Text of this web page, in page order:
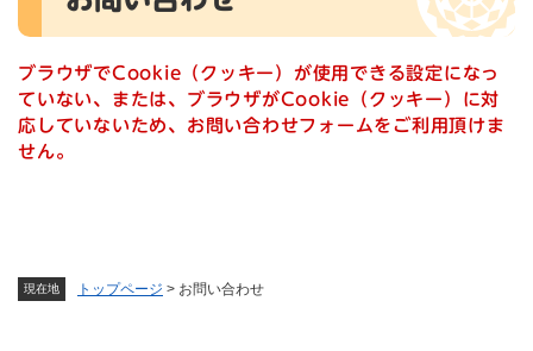
現在地 トップページ > お問い合わせ
ブラウザでCookie（クッキー）が使用できる設定になっ
ていない、または、ブラウザがCookie（クッキー）に対
応していないため、お問い合わせフォームをご利用頂けま
せん。